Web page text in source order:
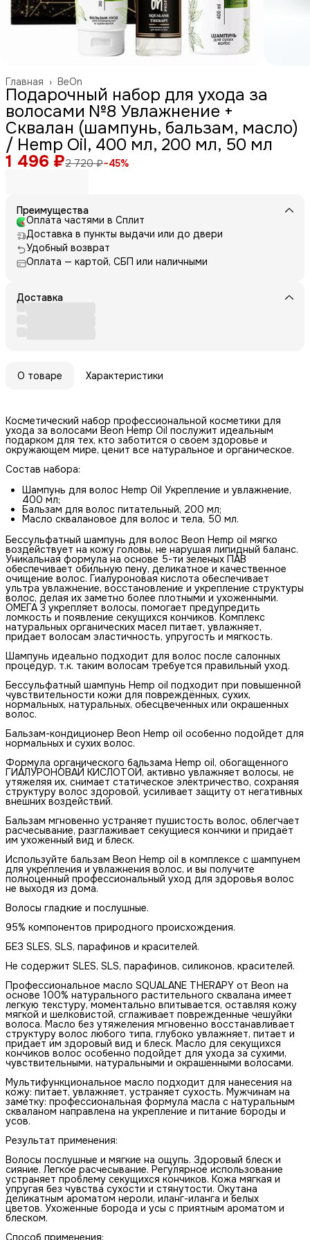
BeOn
Главная ›
Подарочный набор для ухода за
волосами №8 Увлажнение +
Сквалан (шампунь, бальзам, масло)
/ Hemp Oil, 400 мл, 200 мл, 50 мл
1 496 ₽2 720 ₽−45%
Преимущества
Оплата частями в Сплит
Доставка в пункты выдачи или до двери
Удобный возврат
Оплата — картой, СБП или наличными
Доставка
О товаре Характеристики
Косметический набор профессиональной косметики для
ухода за волосами Beon Hemp Oil послужит идеальным
подарком для тех, кто заботится о своем здоровье и
окружающем мире, ценит все натуральное и органическое.
Состав набора:
Шампунь для волос Hemp Oil Укрепление и увлажнение,
400 мл;
Бальзам для волос питательный, 200 мл;
Масло сквалановое для волос и тела, 50 мл.
Бессульфатный шампунь для волос Beon Hemp oil мягко
воздействует на кожу головы, не нарушая липидный баланс.
Уникальная формула на основе 5-ти зеленых ПАВ
обеспечивает обильную пену, деликатное и качественное
очищение волос. Гиалуроновая кислота обеспечивает
ультра увлажнение, восстановление и укрепление структуры
волос, делая их заметно более плотными и ухоженными.
ОМЕГА 3 укрепляет волосы, помогает предупредить
ломкость и появление секущихся кончиков. Комплекс
натуральных органических масел питает, увлажняет,
придает волосам эластичность, упругость и мягкость.
Шампунь идеально подходит для волос после салонных
процедур, т.к. таким волосам требуется правильный уход.
Бессульфатный шампунь Hemp oil подходит при повышенной
чувствительности кожи для повреждённых, сухих,
нормальных, натуральных, обесцвеченных или окрашенных
волос.
Бальзам-кондиционер Beon Hemp oil особенно подойдет для
нормальных и сухих волос.
Формула органического бальзама Hemp oil, обогащенного
ГИАЛУРОНОВАЙ КИСЛОТОЙ, активно увлажняет волосы, не
утяжеляя их, снимает статическое электричество, сохраняя
структуру волос здоровой, усиливает защиту от негативных
внешних воздействий.
Бальзам мгновенно устраняет пушистость волос, облегчает
расчесывание, разглаживает секущиеся кончики и придаёт
им ухоженный вид и блеск.
Используйте бальзам Beon Hemp oil в комплексе с шампунем
для укрепления и увлажнения волос, и вы получите
полноценный профессиональный уход для здоровья волос
не выходя из дома.
Волосы гладкие и послушные.
95% компонентов природного происхождения.
БЕЗ SLES, SLS, парафинов и красителей.
Не содержит SLES, SLS, парафинов, силиконов, красителей.
Профессиональное масло SQUALANE THERAPY от Beon на
основе 100% натурального растительного сквалана имеет
легкую текстуру, моментально впитывается, оставляя кожу
мягкой и шелковистой, сглаживает поврежденные чешуйки
волоса. Масло без утяжеления мгновенно восстанавливает
структуру волос любого типа, глубоко увлажняет, питает и
придает им здоровый вид и блеск. Масло для секущихся
кончиков волос особенно подойдет для ухода за сухими,
чувствительными, натуральными и окрашенными волосами.
Мультифункциональное масло подходит для нанесения на
кожу: питает, увлажняет, устраняет сухость. Мужчинам на
заметку: профессиональная формула масла с натуральным
скваланом направлена на укрепление и питание бороды и
усов.
Результат применения:
Волосы послушные и мягкие на ощупь. Здоровый блеск и
сияние. Легкое расчесывание. Регулярное использование
устраняет проблему секущихся кончиков. Кожа мягкая и
упругая без чувства сухости и стянутости. Окутана
деликатным ароматом нероли, иланг-иланга и белых
цветов. Ухоженные борода и усы с приятным ароматом и
блеском.
Способ применения: